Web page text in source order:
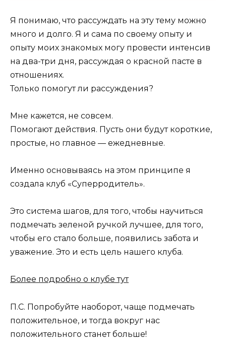
Я понимаю, что рассуждать на эту тему можно
много и долго. Я и сама по своему опыту и
опыту моих знакомых могу провести интенсив
на два-три дня, рассуждая о красной пасте в
отношениях.
Только помогут ли рассуждения?
Мне кажется, не совсем.
Помогают действия. Пусть они будут короткие,
простые, но главное — ежедневные.
Именно основываясь на этом принципе я
создала клуб «Суперродитель».
Это система шагов, для того, чтобы научиться
подмечать зеленой ручкой лучшее, для того,
чтобы его стало больше, появились забота и
уважение. Это и есть цель нашего клуба.
Более подробно о клубе тут
П.С. Попробуйте наоборот, чаще подмечать
положительное, и тогда вокруг нас
положительного станет больше!